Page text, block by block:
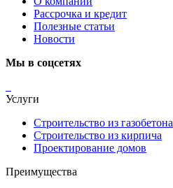
Рассрочка и кредит
Полезные статьи
Новости
Мы в соцсетях
Услуги
Строительство из газобетона
Строительство из кирпича
Проектирование домов
Преимущества